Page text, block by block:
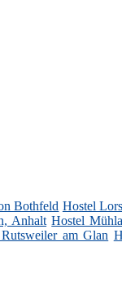
Bothfeld Hostel
Anhalt Hostel
am Glan